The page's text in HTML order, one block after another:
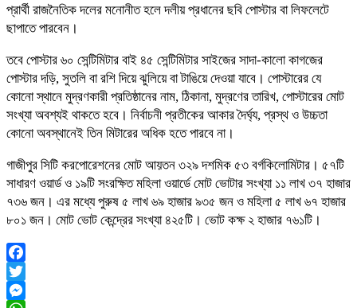
প্রার্থী রাজনৈতিক দলের মনোনীত হলে দলীয় প্রধানের ছবি পোস্টার বা লিফলেটে
ছাপাতে পারবেন।
তবে পোস্টার ৬০ সেন্টিমিটার বাই ৪৫ সেন্টিমিটার সাইজের সাদা-কালো কাগজের
পোস্টার দড়ি, সুতলি বা রশি দিয়ে ঝুলিয়ে বা টাঙিয়ে দেওয়া যাবে। পোস্টারের যে
কোনো স্থানে মুদ্রণকারী প্রতিষ্ঠানের নাম, ঠিকানা, মুদ্রণের তারিখ, পোস্টারের মোট
সংখ্যা অবশ্যই থাকতে হবে। নির্বাচনী প্রতীকের আকার দৈর্ঘ্য, প্রস্থ ও উচ্চতা
কোনো অবস্থানেই তিন মিটারের অধিক হতে পারবে না।
গাজীপুর সিটি করপোরেশনের মোট আয়তন ৩২৯ দশমিক ৫৩ বর্গকিলোমিটার। ৫৭টি
সাধারণ ওয়ার্ড ও ১৯টি সংরক্ষিত মহিলা ওয়ার্ডে মোট ভোটার সংখ্যা ১১ লাখ ৩৭ হাজার
৭৩৬ জন। এর মধ্যে পুরুষ ৫ লাখ ৬৯ হাজার ৯৩৫ জন ও মহিলা ৫ লাখ ৬৭ হাজার
৮০১ জন। মোট ভোট কেন্দ্রের সংখ্যা ৪২৫টি। ভোট কক্ষ ২ হাজার ৭৬১টি।
Facebook
Twitter